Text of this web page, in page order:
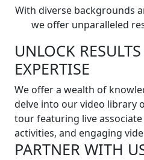
With diverse backgrounds
we offer unparalleled
UNLOCK
EXPERTISE
We offer a wealth of
delve into our video library
tour featuring live
activities, and engaging
PARTNER WITH